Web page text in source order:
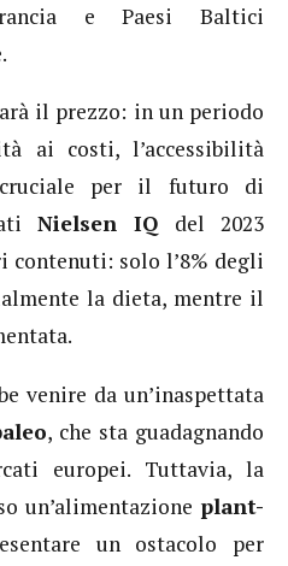
e Paesi Baltici
il prezzo: in un periodo
ai costi, l’accessibilità
cruciale per il futuro di
Nielsen IQ del 2023
contenuti: solo l’8% degli
la dieta, mentre il
venire da un’inaspettata
, che sta guadagnando
europei. Tuttavia, la
un’alimentazione plant-
un ostacolo per